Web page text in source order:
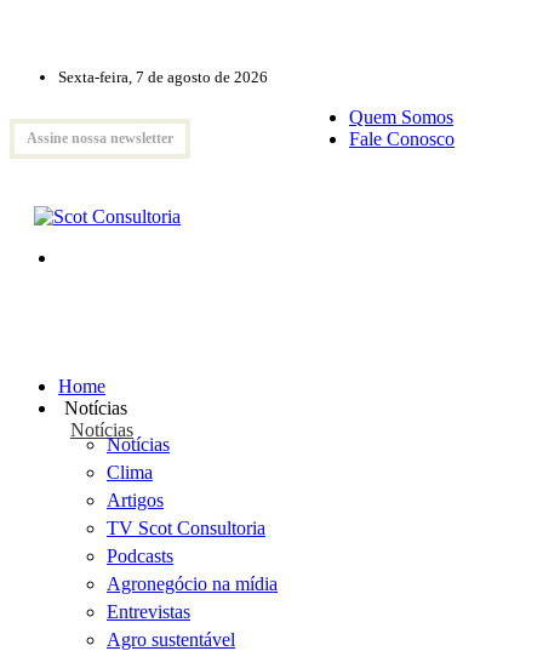
Sexta-feira, 7 de agosto de 2026
Assine nossa newsletter
Quem Somos
Fale Conosco
Home
Notícias
Notícias
Notícias
Clima
Artigos
TV Scot Consultoria
Podcasts
Agronegócio na mídia
Entrevistas
Agro sustentável